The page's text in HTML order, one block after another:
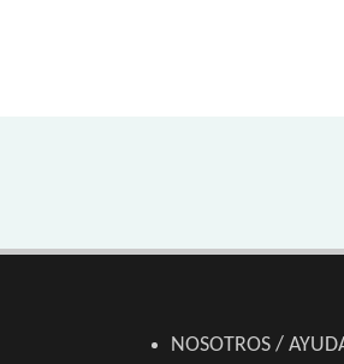
NOSOTROS /